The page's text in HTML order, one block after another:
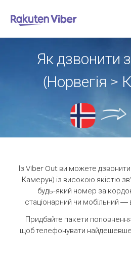
Як дзвонити
(Норвегія >
Із Viber Out ви можете
Камерун) із високою якістю
будь-який номер за
стаціонарний чи мобільний —
Придбайте пакети
щоб телефонувати